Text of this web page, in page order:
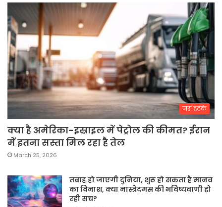
जरा हटके
क्या है अमेरिका-इस्राइल में पेट्रोल की कीमत? ईरान
में इतना सस्ता मिल रहा है तेल
March 25, 2026
तबाह हो जाएगी दुनिया, शुरू हो सकता है मानव
का विनाश, क्या नास्त्रेदमस की भविष्यवाणी हो
रही सच?